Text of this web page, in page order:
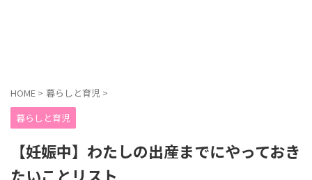
HOME > 暮らしと育児 >
暮らしと育児
【妊娠中】わたしの出産までにやっておき
たいことリスト